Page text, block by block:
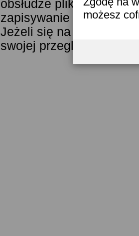
możesz
obsłudze plików
zapisywanie ich w
Jeżeli się na to nie
swojej przeglądarki.